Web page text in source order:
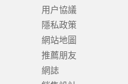
用户協議
隱私政策
網站地圖
推薦朋友
網誌